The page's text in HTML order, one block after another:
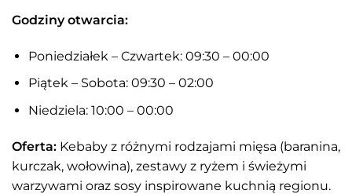
Godziny otwarcia:
Poniedziałek – Czwartek: 09:30 – 00:00
Piątek – Sobota: 09:30 – 02:00
Niedziela: 10:00 – 00:00
Oferta: Kebaby z różnymi rodzajami mięsa (baranina,
kurczak, wołowina), zestawy z ryżem i świeżymi
warzywami oraz sosy inspirowane kuchnią regionu.